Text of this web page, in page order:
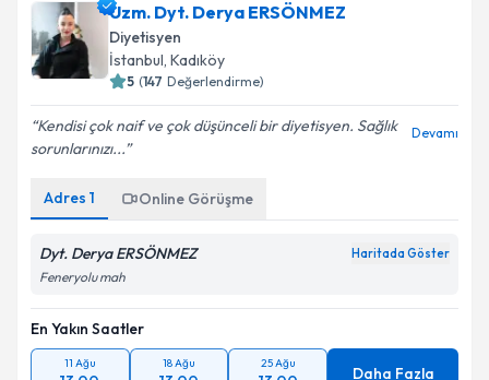
Uzm. Dyt. Derya ERSÖNMEZ
Diyetisyen
İstanbul, Kadıköy
5 (147 Değerlendirme)
Kendisi çok naif ve çok düşünceli bir diyetisyen. Sağlık
sorunlarınızı...
Devamı
Adres 1 Online Görüşme
Dyt. Derya ERSÖNMEZ Haritada Göster
Feneryolu mah
En Yakın Saatler
11 Ağu 18 Ağu 25 Ağu
Daha Fazla